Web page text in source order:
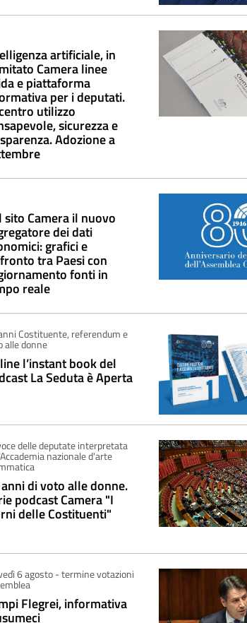
artificiale, in
Camera linee
e piattaforma
per i deputati.
utilizzo
sicurezza e
Adozione a
sito Camera il nuovo
dei dati
grafici e
tra Paesi con
fonti in
reale
Costituente, referendum e
alle donne
l’instant book del
La Seduta è Aperta
delle deputate interpretata
nazionale d'arte
di voto alle donne.
podcast Camera "I
delle Costituenti"
6 agosto - termine votazioni
Flegrei, informativa